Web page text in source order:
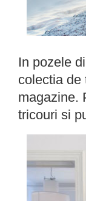
In pozele
colectia de
magazine.
tricouri si